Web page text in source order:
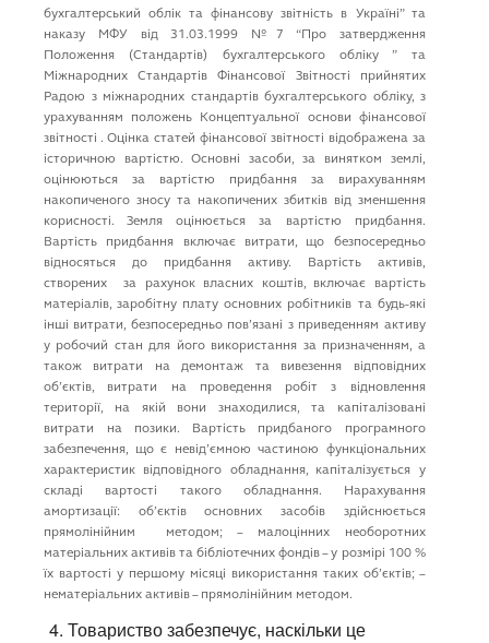
бухгалтерський облiк та фiнансову звiтнiсть в Українi” та
наказу МФУ вiд 31.03.1999 №7 “Про затвердження
Положення (Стандартiв) бухгалтерського облiку ” та
Мiжнародних Стандартiв Фiнансової Звiтностi прийнятих
Радою з мiжнародних стандартiв бухгалтерського облiку, з
урахуванням положень Концептуальної основи фiнансової
звiтностi . Оцiнка статей фiнансової звiтностi вiдображена за
iсторичною вартiстю. Основнi засоби, за винятком землi,
оцiнюються за вартiстю придбання за вирахуванням
накопиченого зносу та накопичених збиткiв вiд зменшення
корисностi. Земля оцiнюється за вартiстю придбання.
Вартiсть придбання включає витрати, що безпосередньо
вiдносяться до придбання активу. Вартiсть активiв,
створених за рахунок власних коштiв, включає вартiсть
матерiалiв, заробiтну плату основних робiтникiв та будь-якi
iншi витрати, безпосередньо пов’язанi з приведенням активу
у робочий стан для його використання за призначенням, а
також витрати на демонтаж та вивезення вiдповiдних
об’єктiв, витрати на проведення робiт з вiдновлення
територiї, на якiй вони знаходилися, та капiталiзованi
витрати на позики. Вартiсть придбаного програмного
забезпечення, що є невiд’ємною частиною функцiональних
характеристик вiдповiдного обладнання, капiталiзується у
складi вартостi такого обладнання. Нарахування
амортизацiї: об’єктiв основних засобiв здiйснюється
прямолiнiйним методом; – малоцiнних необоротних
матерiальних активiв та бiблiотечних фондiв – у розмiрi 100 %
їх вартостi у першому мiсяцi використання таких об’єктiв; –
нематерiальних активiв – прямолiнiйним методом.
Товариство забезпечує, наскільки це